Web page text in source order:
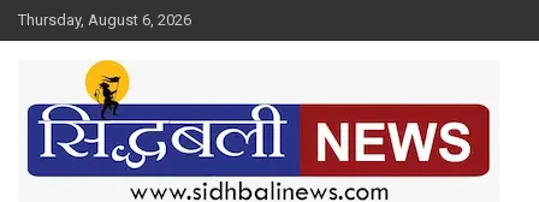
Skip
to
Thursday, August 6, 2026